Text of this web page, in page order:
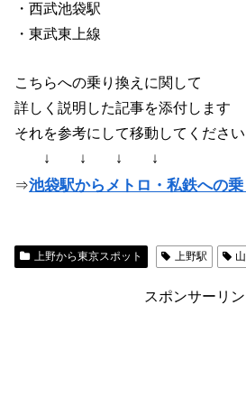
・西武池袋駅
・東武東上線
こちらへの乗り換えに関して
詳しく説明した記事を添付します
それを参考にして移動してください
↓ ↓ ↓ ↓
⇒池袋駅からメトロ・私鉄への
上野から東京スポット 上野駅
スポンサーリ